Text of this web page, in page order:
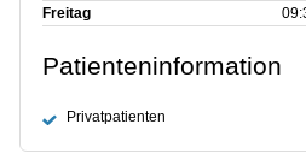
Freitag
Patienteninformation
Privatpatienten